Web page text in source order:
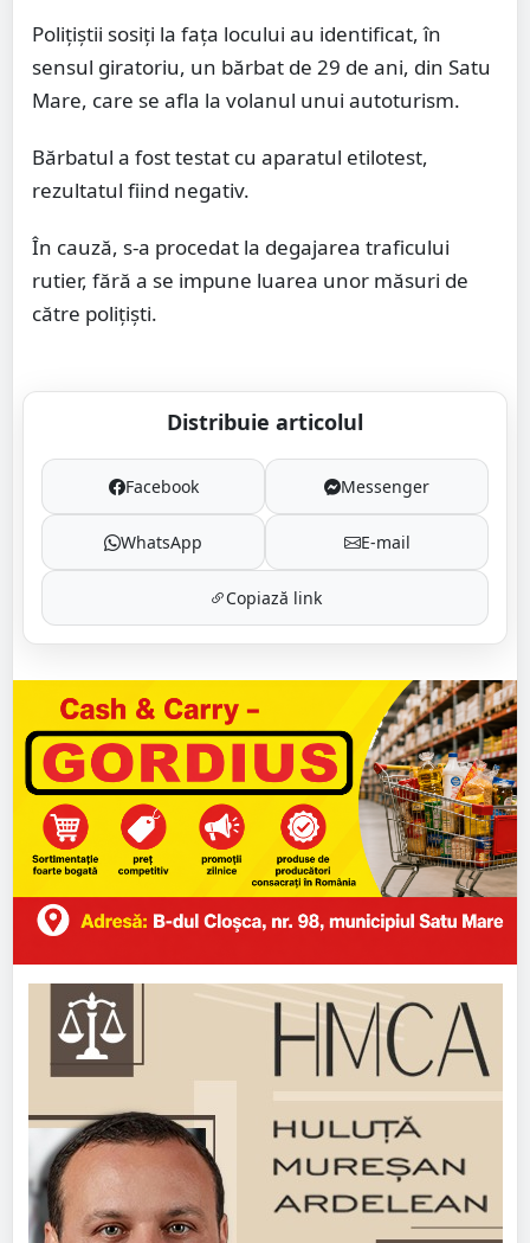
Polițiștii sosiți la fața locului au identificat, în
sensul giratoriu, un bărbat de 29 de ani, din Satu
Mare, care se afla la volanul unui autoturism.
Bărbatul a fost testat cu aparatul etilotest,
rezultatul fiind negativ.
În cauză, s-a procedat la degajarea traficului
rutier, fără a se impune luarea unor măsuri de
către polițiști.
Distribuie articolul
Facebook Messenger
WhatsApp E-mail
Copiază link